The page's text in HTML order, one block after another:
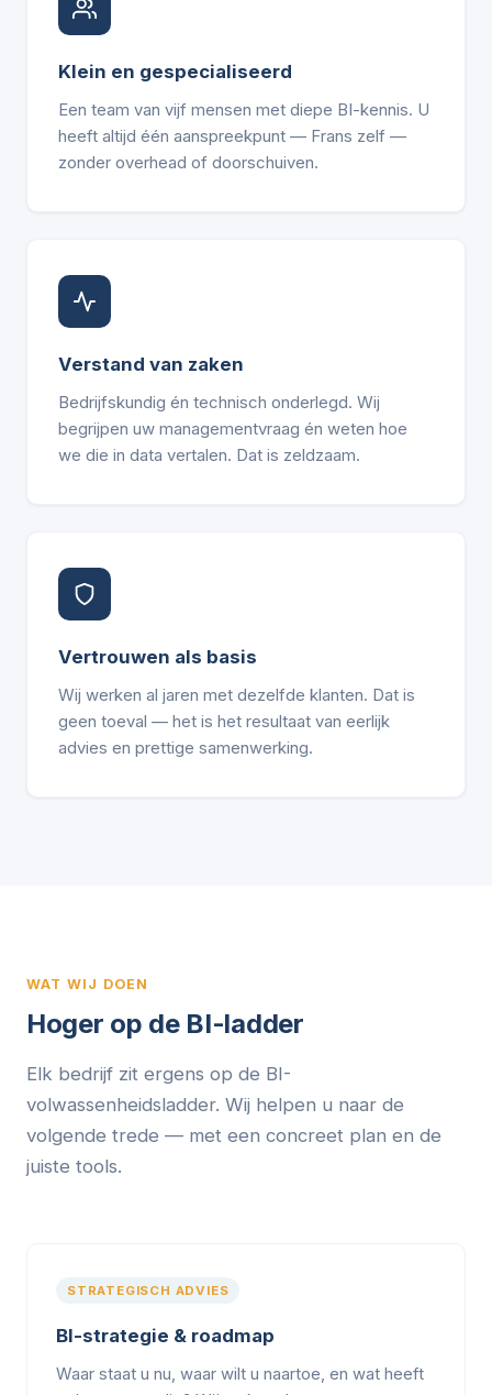
Klein en gespecialiseerd
Een team van vijf mensen met diepe BI-kennis. U
heeft altijd één aanspreekpunt — Frans zelf —
zonder overhead of doorschuiven.
Verstand van zaken
Bedrijfskundig én technisch onderlegd. Wij
begrijpen uw managementvraag én weten hoe
we die in data vertalen. Dat is zeldzaam.
Vertrouwen als basis
Wij werken al jaren met dezelfde klanten. Dat is
geen toeval — het is het resultaat van eerlijk
advies en prettige samenwerking.
WAT WIJ DOEN
Hoger op de BI-ladder
Elk bedrijf zit ergens op de BI-
volwassenheidsladder. Wij helpen u naar de
volgende trede — met een concreet plan en de
juiste tools.
STRATEGISCH ADVIES
BI-strategie & roadmap
Waar staat u nu, waar wilt u naartoe, en wat heeft